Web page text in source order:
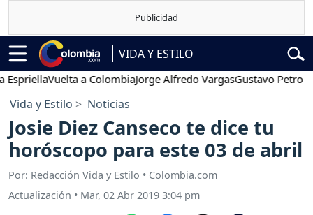
VIDA Y ESTILO
Vuelta a ColombiaJorge Alfredo VargasGustavo Petro
Vida y Estilo Noticias
Josie Diez Canseco te dice tu
horóscopo para este 03 de abril
Por: Redacción Vida y Estilo • Colombia.com
Actualización • Mar, 02 Abr 2019 3:04 pm